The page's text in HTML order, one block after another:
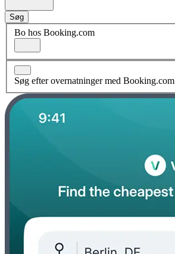
Søg
Bo hos Booking.com
Søg efter overnatninger med Booking.com